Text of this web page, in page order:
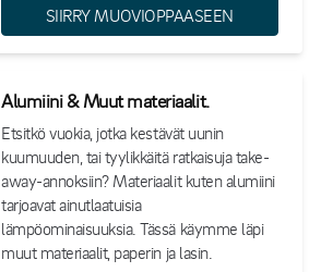
SIIRRY MUOVIOPPAASEEN
Alumiini & Muut materiaalit.
Etsitkö vuokia, jotka kestävät uunin
kuumuuden, tai tyylikkäitä ratkaisuja take-
away-annoksiin? Materiaalit kuten alumiini
tarjoavat ainutlaatuisia
lämpöominaisuuksia. Tässä käymme läpi
muut materiaalit, paperin ja lasin.